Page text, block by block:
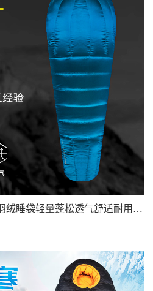
鸿基户外登山野营木乃伊羽绒睡袋轻量蓬松透气舒适耐用防泼水贴牌加工定制批发